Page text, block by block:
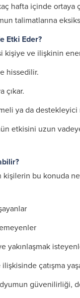
hafta içinde ortaya
talimatlarına
Etki Eder?
kişiye ve ilişkinin
hissedilir.
çıkar.
ya da
etkisini uzun
bu konuda
yakınlaşmak
çatışma
güvenilirliği,